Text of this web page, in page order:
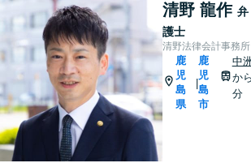
清野 龍作 弁
護士
清野法律会計事務所
鹿
児
島
県
|
鹿
児
島
市
中
か
分